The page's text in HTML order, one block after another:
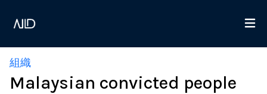
組織
Malaysian convicted people